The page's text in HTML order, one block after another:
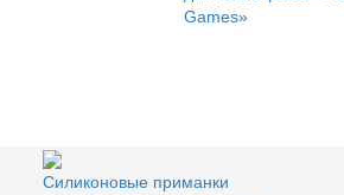
Силиконовые приманки